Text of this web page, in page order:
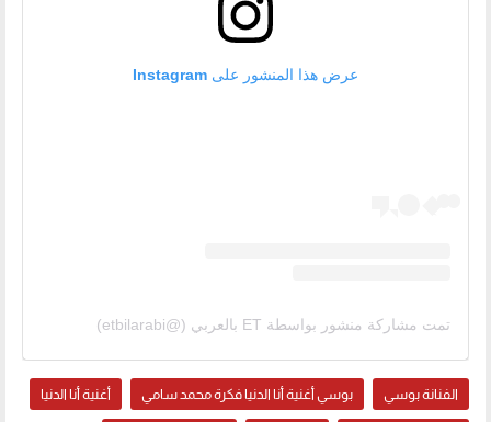
عرض هذا المنشور على Instagram
تمت مشاركة منشور بواسطة ‏‎ET بالعربي‎‏ (@‏‎etbilarabi‎‏)
الفنانة بوسي بوسي أغنية أنا الدنيا فكرة محمد سامي أغنية أنا الدنيا